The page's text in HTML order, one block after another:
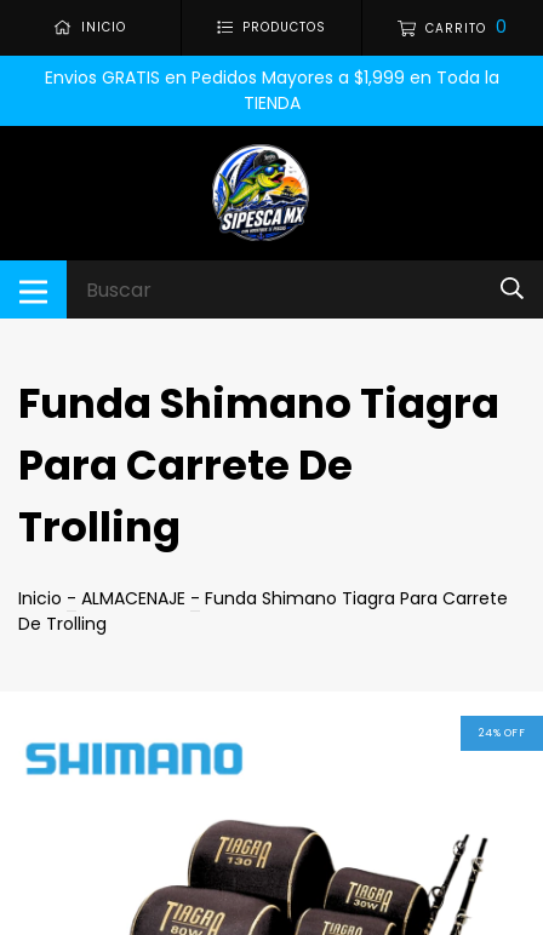
INICIO PRODUCTOS CARRITO 0
Envios GRATIS en Pedidos Mayores a $1,999 en Toda la
TIENDA
Funda Shimano Tiagra
Para Carrete De
Trolling
Inicio - ALMACENAJE - Funda Shimano Tiagra Para Carrete
De Trolling
24% OFF